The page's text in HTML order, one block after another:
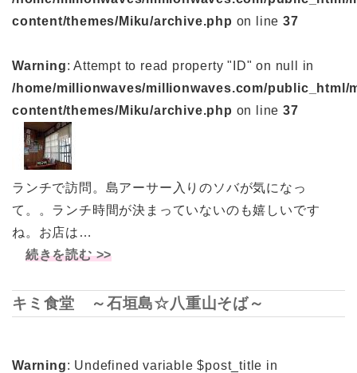
content/themes/Miku/archive.php on line37
Warning: Attempt to read property "ID" on null in
/home/millionwaves/millionwaves.com/public_html/
content/themes/Miku/archive.php on line37
ランチで訪問。島アーサー入りのソバが気になっ
て。。ランチ時間が決まっていないのも嬉しいです
ね。お店は…
続きを読む >>
キミ食堂 ～石垣島☆八重山そば～
Warning: Undefined variable $post_title in